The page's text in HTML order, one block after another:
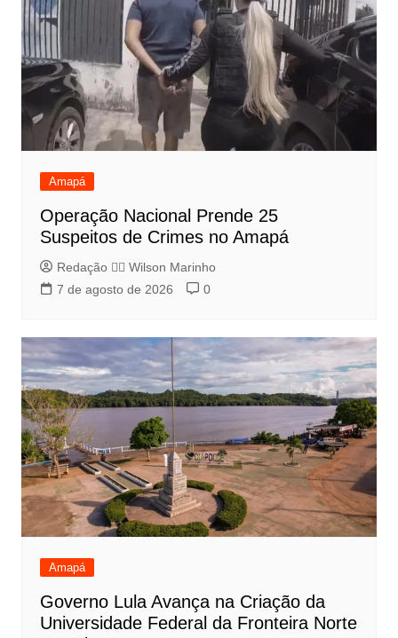
Amapá
Operação Nacional Prende 25
Suspeitos de Crimes no Amapá
Redação 👨‍⚖️​ Wilson Marinho
7 de agosto de 2026
0
Amapá
Governo Lula Avança na Criação da
Universidade Federal da Fronteira Norte